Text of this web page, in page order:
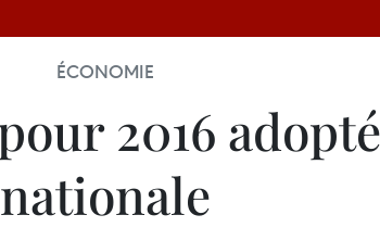
ÉCONOMIE
2016
nationale